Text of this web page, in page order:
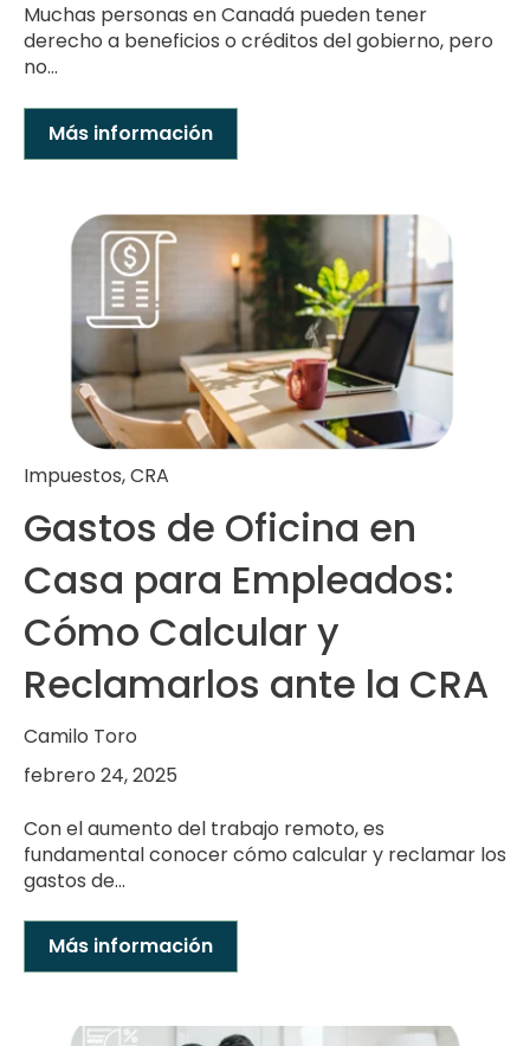
Muchas personas en Canadá pueden tener
derecho a beneficios o créditos del gobierno, pero
no...
Más información
Impuestos,CRA
Gastos de Oficina en
Casa para Empleados:
Cómo Calcular y
Reclamarlos ante la CRA
Camilo Toro
febrero 24, 2025
Con el aumento del trabajo remoto, es
fundamental conocer cómo calcular y reclamar los
gastos de...
Más información